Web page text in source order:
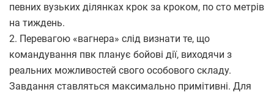
певних вузьких ділянках крок за кроком, по сто метрів
на тиждень.
2. Перевагою «вагнера» слід визнати те, що
командування пвк планує бойові дії, виходячи з
реальних можливостей свого особового складу.
Завдання ставляться максимально примітивні. Для